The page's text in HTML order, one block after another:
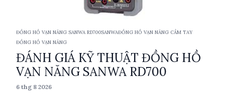
ĐỒNG HỒ VẠN NĂNG SANWA RD700SANWAĐỒNG HỒ VẠN NĂNG CẦM TAY
ĐỒNG HỒ VẠN NĂNG
ĐÁNH GIÁ KỸ THUẬT ĐỒNG HỒ
VẠN NĂNG SANWA RD700
6 thg 8 2026